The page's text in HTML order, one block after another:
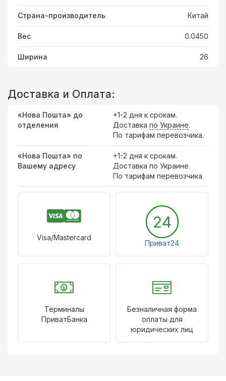
Страна-производитель Китай
Вес 0.0450
Ширина 26
Доставка и Оплата:
«Нова Пошта» до
отделения
+1-2 дня к срокам.
Доставка по Украине.
По тарифам перевозчика.
«Нова Пошта» по
Вашему адресу
+1-2 дня к срокам.
Доставка по Украине.
По тарифам перевозчика.
Visa/Mastercard
24
Приват24
Терминалы
ПриватБанка
Безналичная форма
оплаты для
юридических лиц